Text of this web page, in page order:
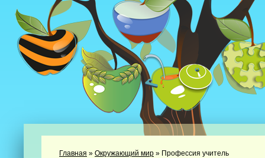
Главная » Окружающий мир » Профессия учитель